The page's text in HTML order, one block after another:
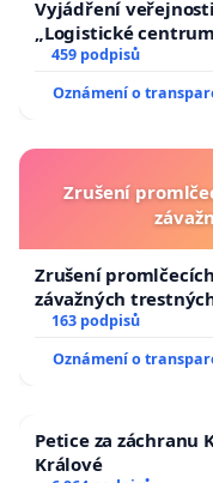
Vyjádření
„Logistické
459 podpisů
Oznámení o
Zrušení
Zrušení
závažných
163 podpisů
Oznámení o
Petice za záchranu
Králové